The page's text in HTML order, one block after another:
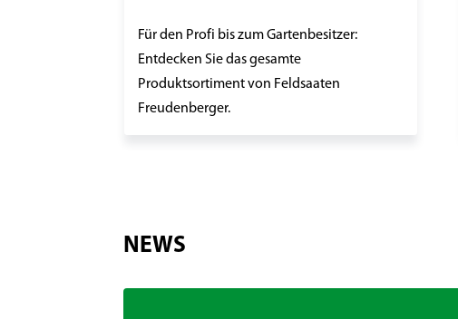
Für den Profi bis zum Gartenbesitzer:
Entdecken Sie das gesamte
Produktsortiment von Feldsaaten
Freudenberger.
NEWS